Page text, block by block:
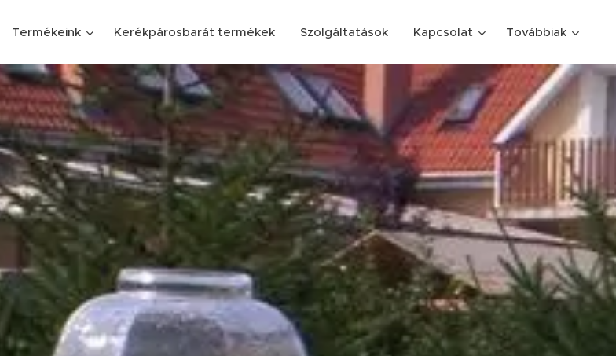
Termékeink Kerékpárosbarát termékek Szolgáltatások Kapcsolat Továbbiak